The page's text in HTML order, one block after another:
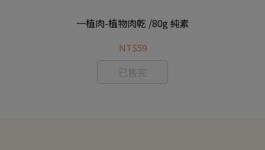
一植肉-植物肉乾 /80g 純素
NT$59
已售完